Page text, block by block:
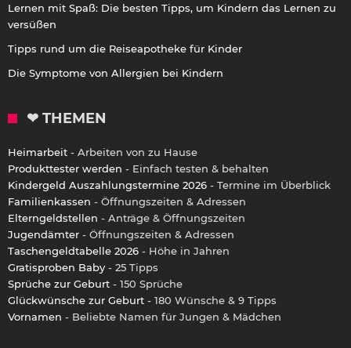
Lernen mit Spaß: Die besten Tipps, um Kindern das Lernen zu
versüßen
Tipps rund um die Reiseapotheke für Kinder
Die Symptome von Allergien bei Kindern
❤ THEMEN
Heimarbeit - Arbeiten von zu Hause
Produkttester werden - Einfach testen & behalten
Kindergeld Auszahlungstermine 2026 - Termine im Überblick
Familienkassen - Öffnungszeiten & Adressen
Elterngeldstellen - Anträge & Öffnungszeiten
Jugendämter - Öffnungszeiten & Adressen
Taschengeldtabelle 2026 - Höhe in Jahren
Gratisproben Baby - 25 Tipps
Sprüche zur Geburt - 150 Sprüche
Glückwünsche zur Geburt - 180 Wünsche & 9 Tipps
Vornamen - Beliebte Namen für Jungen & Mädchen